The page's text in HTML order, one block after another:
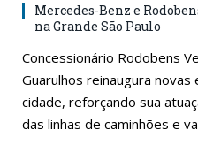
Mercedes-Benz e
na Grande São Paulo
Concessionário Rodobens
Guarulhos reinaugura
cidade, reforçando sua
das linhas de caminhões e